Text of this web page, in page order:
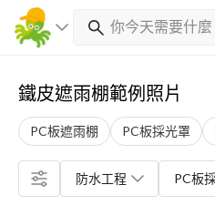
鐵皮遮雨棚範例照片
PC板遮雨棚 PC板採光罩
防水工程 PC板